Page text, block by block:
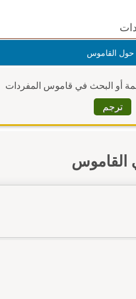
حول القاموس
أو البحث في قاموس المفردات
القاموس